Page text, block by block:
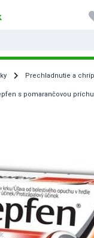
Prechladnutie a
s pomarančovou